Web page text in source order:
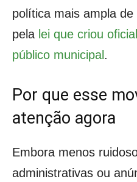
política mais ampla
pela lei que criou
público municipal .
Por que esse
atenção agora
Embora menos
administrativas ou